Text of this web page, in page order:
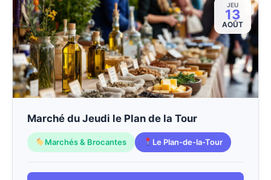
JEU
13
AOÛT
Marché du Jeudi le Plan de la Tour
Marchés & Brocantes Le Plan-de-la-Tour